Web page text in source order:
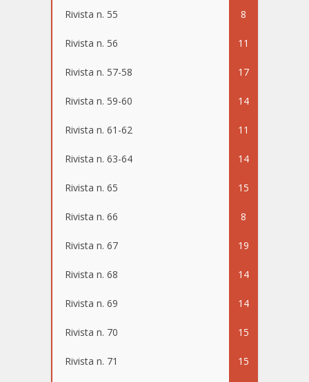
Rivista n. 55 8
Rivista n. 56 11
Rivista n. 57-58 17
Rivista n. 59-60 14
Rivista n. 61-62 11
Rivista n. 63-64 14
Rivista n. 65 15
Rivista n. 66 8
Rivista n. 67 19
Rivista n. 68 14
Rivista n. 69 14
Rivista n. 70 15
Rivista n. 71 15